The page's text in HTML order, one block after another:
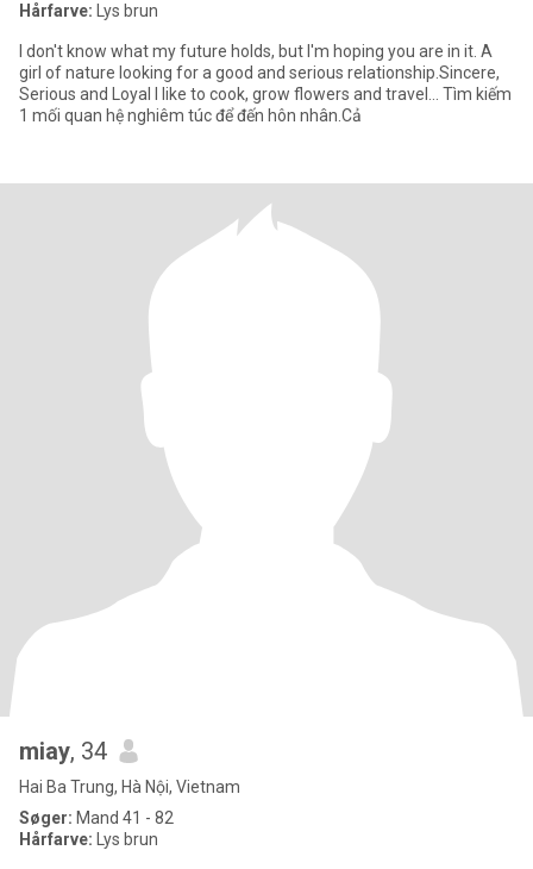
Hårfarve: Lys brun
I don't know what my future holds, but I'm hoping you are in it. A
girl of nature looking for a good and serious relationship.Sincere,
Serious and Loyal I like to cook, grow flowers and travel… Tìm kiếm
1 mối quan hệ nghiêm túc để đến hôn nhân.Cả
miay, 34
Hai Ba Trung, Hà Nội, Vietnam
Søger: Mand 41 - 82
Hårfarve: Lys brun